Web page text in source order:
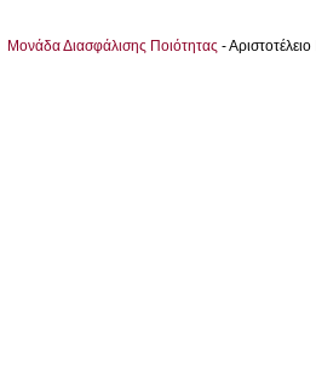
Μονάδα Διασφάλισης Ποιότητας -